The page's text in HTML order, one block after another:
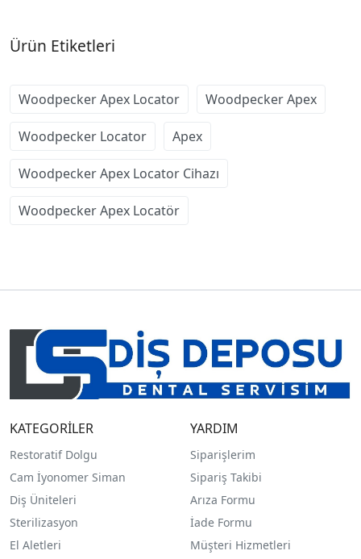
Ürün Etiketleri
Woodpecker Apex Locator Woodpecker Apex
Woodpecker Locator Apex
Woodpecker Apex Locator Cihazı
Woodpecker Apex Locatör
KATEGORİLER
Restoratif Dolgu
Cam İyonomer Siman
Diş Üniteleri
Sterilizasyon
El Aletleri
YARDIM
Siparişlerim
Sipariş Takibi
Arıza Formu
İade Formu
Müşteri Hizmetleri